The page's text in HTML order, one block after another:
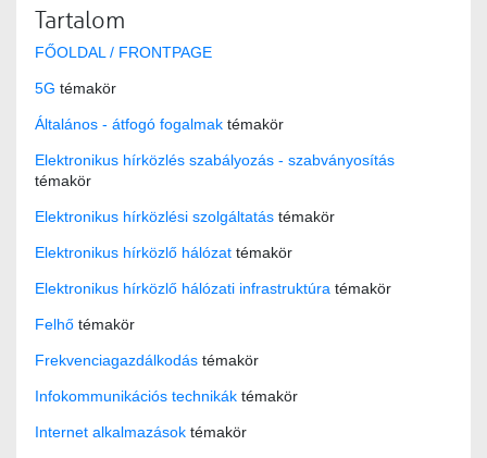
Tartalom
FŐOLDAL / FRONTPAGE
5G témakör
Általános - átfogó fogalmak témakör
Elektronikus hírközlés szabályozás - szabványosítás
témakör
Elektronikus hírközlési szolgáltatás témakör
Elektronikus hírközlő hálózat témakör
Elektronikus hírközlő hálózati infrastruktúra témakör
Felhő témakör
Frekvenciagazdálkodás témakör
Infokommunikációs technikák témakör
Internet alkalmazások témakör